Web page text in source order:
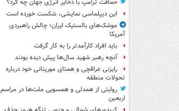
حماقت ترامپ با ذخایر انرژی جهان چه کرد؟
این دیپلماسی نمایشی، شکست خورده است
موشک‌های بالستیک ایران؛ چالش راهبردی
آمریکا
باید افراد کارآمدتر را به کار گرفت
آنچه رهبر شهید سال‌ها پیش دیده بودند
رایزنی عراقچی و همتای موریتانی خود درباره
تحولات منطقه
روایتی از همدلی و همسویی ملت‌ها در مراسم
اربعین